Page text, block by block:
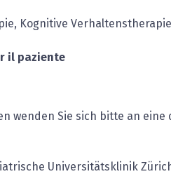
Kognitive
il paziente
wenden Sie sich bitte an
Universitätsklinik